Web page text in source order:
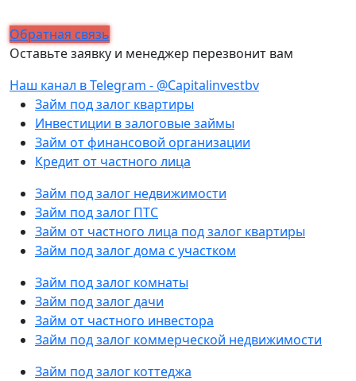
Обратная связь
Оставьте заявку и менеджер перезвонит вам
Наш канал в Telegram - @Capitalinvestbv
Займ под залог квартиры
Инвестиции в залоговые займы
Займ от финансовой организации
Кредит от частного лица
Займ под залог недвижимости
Займ под залог ПТС
Займ от частного лица под залог квартиры
Займ под залог дома с участком
Займ под залог комнаты
Займ под залог дачи
Займ от частного инвестора
Займ под залог коммерческой недвижимости
Займ под залог коттеджа